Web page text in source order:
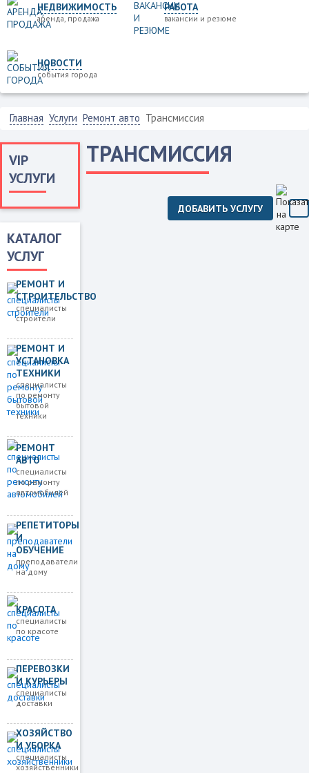
НЕДВИЖИМОСТЬ
аренда, продажа
РАБОТА
вакансии и резюме
НОВОСТИ
события города
Главная Услуги Ремонт авто Трансмиссия
VIP
УСЛУГИ
КАТАЛОГ
УСЛУГ
РЕМОНТ И
СТРОИТЕЛЬСТВО
специалисты
строители
РЕМОНТ И
УСТАНОВКА
ТЕХНИКИ
специалисты
по ремонту
бытовой
техники
РЕМОНТ
АВТО
специалисты
по ремонту
автомобилей
РЕПЕТИТОРЫ
И
ОБУЧЕНИЕ
преподаватели
на дому
КРАСОТА
специалисты
по красоте
ПЕРЕВОЗКИ
И КУРЬЕРЫ
специалисты
доставки
ХОЗЯЙСТВО
И УБОРКА
специалисты
хозяйственники
ТРАНСМИССИЯ
ДОБАВИТЬ УСЛУГУ